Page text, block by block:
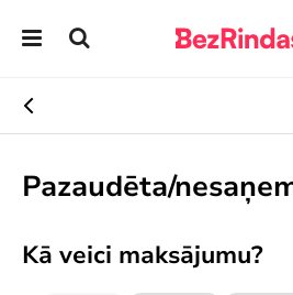
Pazaudēta/
Kā veici maksājumu?